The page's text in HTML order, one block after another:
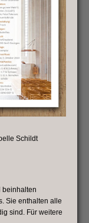
Schildt
beinhalten
Sie enthalten alle
sind. Für weitere